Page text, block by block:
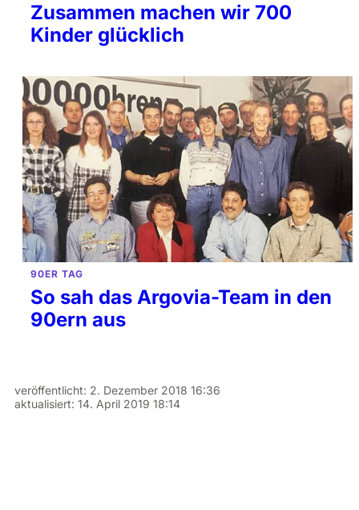
Zusammen machen wir 700
Kinder glücklich
90ER TAG
So sah das Argovia-Team in den
90ern aus
veröffentlicht: 2. Dezember 2018 16:36
aktualisiert: 14. April 2019 18:14